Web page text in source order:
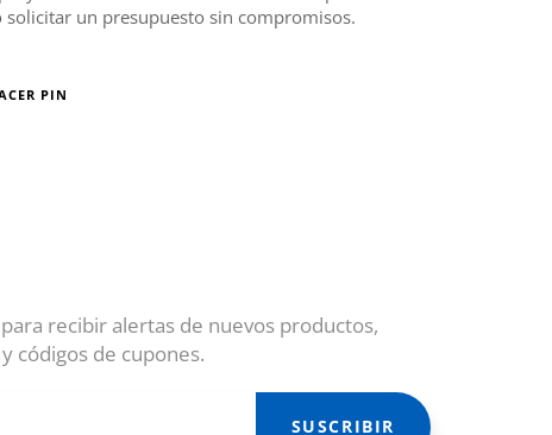
un presupuesto sin compromisos.
PIN
recibir alertas de nuevos productos,
códigos de cupones.
SUSCRIBIR